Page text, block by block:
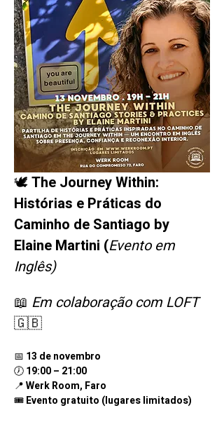
🕊️ The Journey Within:
Histórias e Práticas do
Caminho de Santiago by
Elaine Martini (Evento em
Inglês)
📖 Em colaboração com LOFT
🇬🇧
📅 13 de novembro
🕖 19:00 – 21:00
📍 Werk Room, Faro
🎟️ Evento gratuito (lugares limitados)